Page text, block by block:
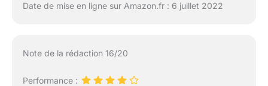
Date de mise en ligne sur Amazon.fr : 6 juillet 2022
Note de la rédaction 16/20
Performance :